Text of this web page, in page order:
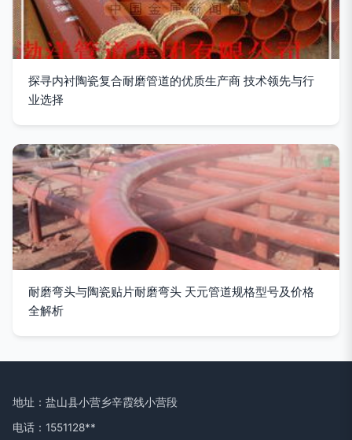
探寻内衬陶瓷复合耐磨管道的优质生产商 技术领先与行
业选择
耐磨弯头与陶瓷贴片耐磨弯头 天元管道规格型号及价格
全解析
地址：盐山县小营乡辛霞线小营段
电话：1551128**